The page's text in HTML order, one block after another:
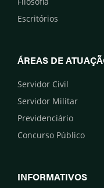
Escritórios
ÁREAS DE
Servidor Civil
Servidor Militar
Previdenciário
Concurso Público
INFORMATIVOS